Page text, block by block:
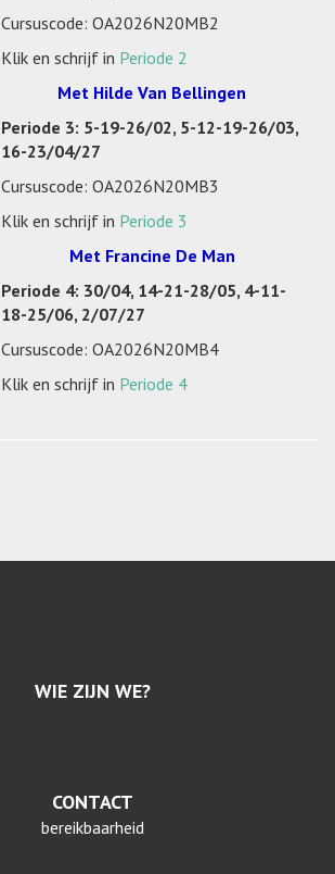
Cursuscode: OA2026N20MB2
Klik en schrijf in Periode 2
Met Hilde Van Bellingen
Periode 3: 5-19-26/02, 5-12-19-26/03,
16-23/04/27
Cursuscode: OA2026N20MB3
Klik en schrijf in Periode 3
Met Francine De Man
Periode 4: 30/04, 14-21-28/05, 4-11-
18-25/06, 2/07/27
Cursuscode: OA2026N20MB4
Klik en schrijf in Periode 4
WIE ZIJN WE?
CONTACT
bereikbaarheid